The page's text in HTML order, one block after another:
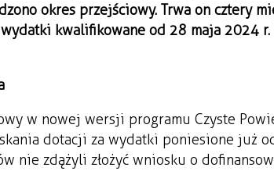
okres przejściowy. Trwa on cztery
kwalifikowane od 28 maja 2024 r.
w nowej wersji programu Czyste
dotacji za wydatki poniesione już
nie zdążyli złożyć wniosku o